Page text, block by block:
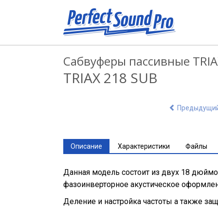
Сабвуферы пассивные
TRIAX 218 SUB
Описание Характеристики Файлы
Данная модель состоит из двух 18
фазоинверторное акустическое
Деление и настройка частоты а также